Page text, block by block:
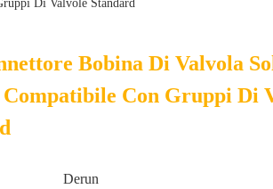
Di Valvole Standard
Bobina Di Valvola
Compatibile Con Gruppi Di
Derun